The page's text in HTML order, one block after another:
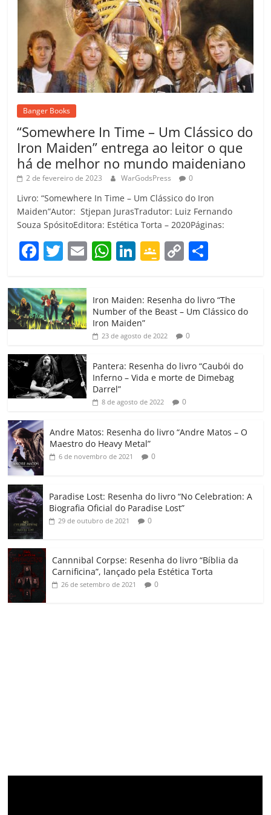
Banger Books
“Somewhere In Time – Um Clássico do
Iron Maiden” entrega ao leitor o que
há de melhor no mundo maideniano
2 de fevereiro de 2023 WarGodsPress 0
Livro: “Somewhere In Time – Um Clássico do Iron
Maiden”Autor: Stjepan JurasTradutor: Luiz Fernando
Souza SpósitoEditora: Estética Torta – 2020Páginas:
F
c
e
b
o
o
k
T
itt
er
E W
at
s
A
p
Li
e
dI
G
gl
e
Cl
a
ss
ro
o
C
p
y
Li
k
m
p
h
ar
Iron Maiden: Resenha do livro “The
Number of the Beast – Um Clássico do
Iron Maiden”
23 de agosto de 2022 0
Pantera: Resenha do livro “Caubói do
Inferno – Vida e morte de Dimebag
Darrel”
8 de agosto de 2022 0
Andre Matos: Resenha do livro “Andre Matos – O
Maestro do Heavy Metal”
6 de novembro de 2021 0
Paradise Lost: Resenha do livro “No Celebration: A
Biografia Oficial do Paradise Lost”
29 de outubro de 2021 0
Cannnibal Corpse: Resenha do livro “Bíblia da
Carnificina”, lançado pela Estética Torta
26 de setembro de 2021 0